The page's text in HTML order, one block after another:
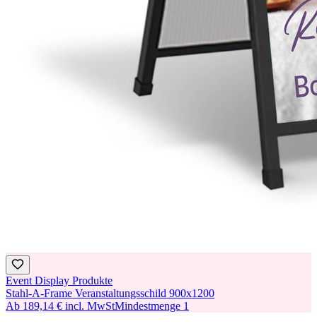
Event Display Produkte
Stahl-A-Frame Veranstaltungsschild 900x1200
Ab 189,14 € incl. MwStMindestmenge 1